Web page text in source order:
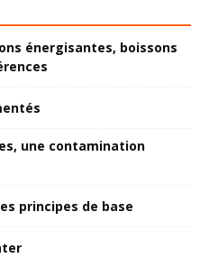
énergisantes, boissons
une contamination
principes de base